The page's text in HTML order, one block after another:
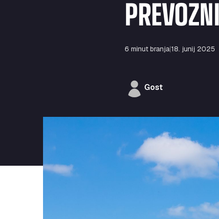
6 minut branja|18. junij 2025
Gost